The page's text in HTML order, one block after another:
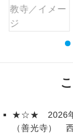
★☆★ 2026年9
（善光寺）
露天風呂
お部屋食